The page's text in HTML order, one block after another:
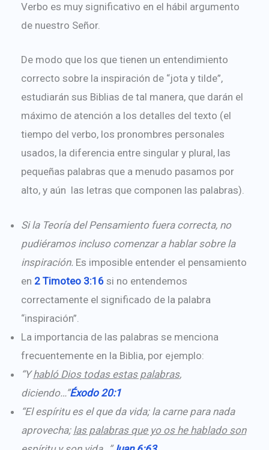
Verbo es muy significativo en el hábil argumento
de nuestro Señor.
De modo que los que tienen un entendimiento
correcto sobre la inspiración de “jota y tilde”,
estudiarán sus Biblias de tal manera, que darán el
máximo de atención a los detalles del texto (el
tiempo del verbo, los pronombres personales
usados, la diferencia entre singular y plural, las
pequeñas palabras que a menudo pasamos por
alto, y aún las letras que componen las palabras).
Si la Teoría del Pensamiento fuera correcta, no
pudiéramos incluso comenzar a hablar sobre la
inspiración. Es imposible entender el pensamiento
en 2 Timoteo 3:16si no entendemos
correctamente el significado de la palabra
“inspiración”.
La importancia de las palabras se menciona
frecuentemente en la Biblia, por ejemplo:
“Yhabló Dios todas estas palabras,
diciendo…”Éxodo 20:1
“El espíritu es el que da vida; la carne para nada
aprovecha; las palabras que yo os he hablado son